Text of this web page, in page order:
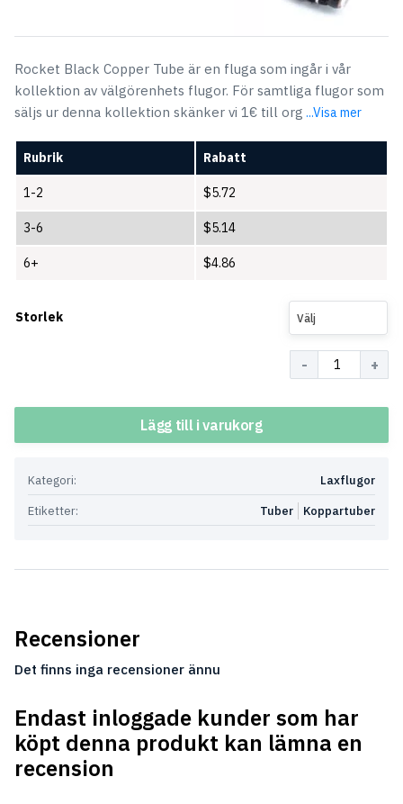
Rocket Black Copper Tube är en fluga som ingår i vår
kollektion av välgörenhets flugor. För samtliga flugor som
säljs ur denna kollektion skänker vi 1€ till org ...Visa mer
Rubrik Rabatt
1-2 $5.72
3-6 $5.14
6+ $4.86
Storlek Välj
Lägg till i varukorg
Kategori:
Laxflugor
Etiketter:
Koppartuber
Tuber
Recensioner
Det finns inga recensioner ännu
Endast inloggade kunder som har
köpt denna produkt kan lämna en
recension